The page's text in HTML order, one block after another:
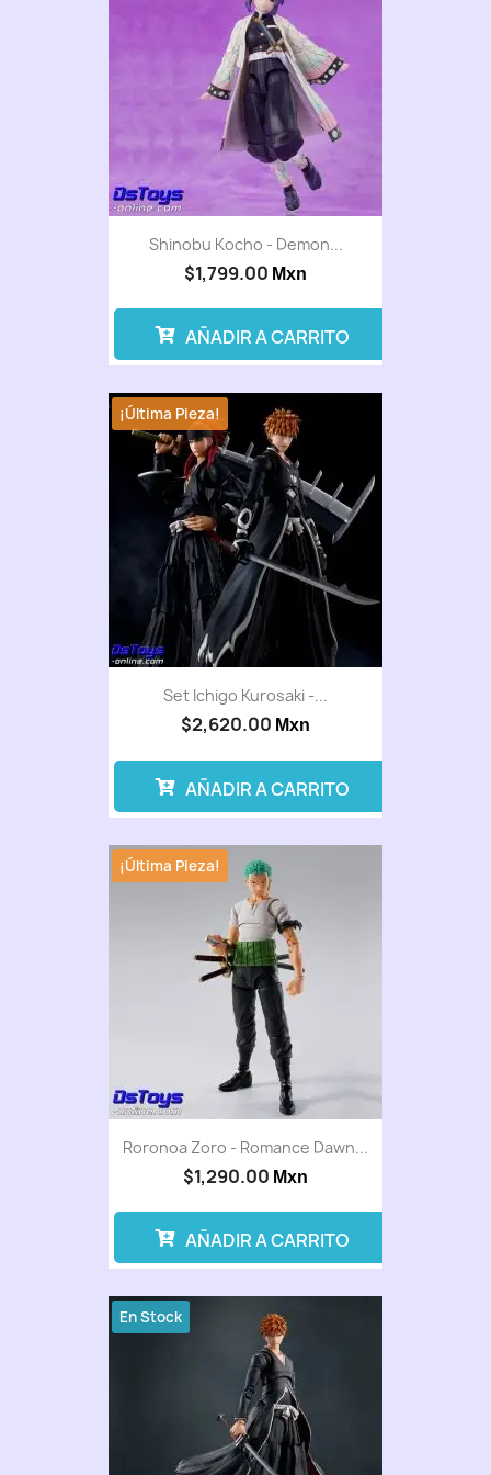
Shinobu Kocho - Demon...
$1,799.00 Mxn
AÑADIR A CARRITO
Set Ichigo Kurosaki -...
$2,620.00 Mxn
¡Última Pieza!
AÑADIR A CARRITO
Roronoa Zoro - Romance Dawn...
$1,290.00 Mxn
¡Última Pieza!
AÑADIR A CARRITO
En Stock